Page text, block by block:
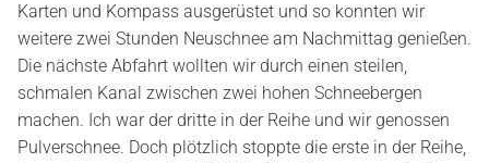
Karten und Kompass ausgerüstet und so konnten wir
weitere zwei Stunden Neuschnee am Nachmittag genießen.
Die nächste Abfahrt wollten wir durch einen steilen,
schmalen Kanal zwischen zwei hohen Schneebergen
machen. Ich war der dritte in der Reihe und wir genossen
Pulverschnee. Doch plötzlich stoppte die erste in der Reihe,